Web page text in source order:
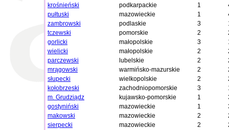
krośnieński
podkarpackie 1
pułtuski
mazowieckie 1
zambrowski
podlaskie 3
tczewski
pomorskie 2
gorlicki
małopolskie 3
wielicki
małopolskie 2
parczewski
lubelskie 2
mrągowski
warmińsko-mazurskie 2
słupecki
wielkopolskie 2
kołobrzeski
zachodniopomorskie 3
m. Grudziądz
kujawsko-pomorskie 1
gostyniński
mazowieckie 1
makowski
mazowieckie 2
sierpecki
mazowieckie 2